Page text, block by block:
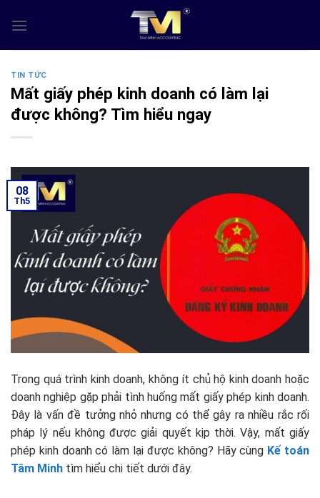
TIN TỨC
Mất giấy phép kinh doanh có làm lại
được không? Tìm hiểu ngay
08
Th5
Trong quá trình kinh doanh, không ít chủ hộ kinh doanh hoặc
doanh nghiệp gặp phải tình huống mất giấy phép kinh doanh.
Đây là vấn đề tưởng nhỏ nhưng có thể gây ra nhiều rắc rối
pháp lý nếu không được giải quyết kịp thời. Vậy, mất giấy
phép kinh doanh có làm lại được không? Hãy cùng Kế toán
Tâm Minh tìm hiểu chi tiết dưới đây.